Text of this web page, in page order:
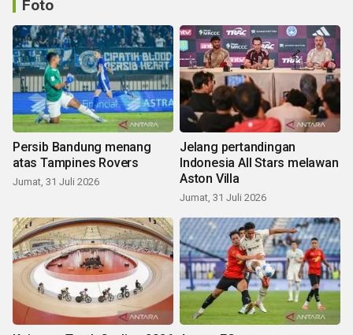
Foto
Persib Bandung menang
atas Tampines Rovers
Jumat, 31 Juli 2026
Jelang pertandingan
Indonesia All Stars melawan
Aston Villa
Jumat, 31 Juli 2026